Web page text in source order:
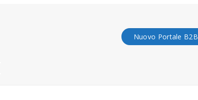
Nuovo Portale B2B